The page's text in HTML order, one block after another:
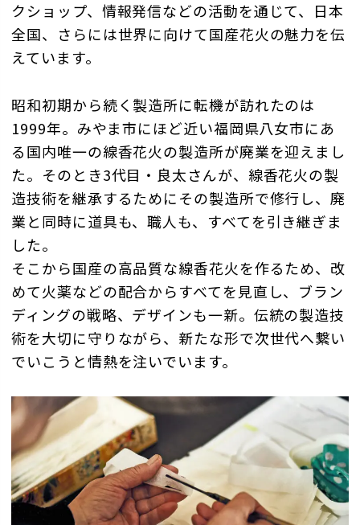
クショップ、情報発信などの活動を通じて、日本
全国、さらには世界に向けて国産花火の魅力を伝
えています。
昭和初期から続く製造所に転機が訪れたのは
1999年。みやま市にほど近い福岡県八女市にあ
る国内唯一の線香花火の製造所が廃業を迎えまし
た。そのとき3代目・良太さんが、線香花火の製
造技術を継承するためにその製造所で修行し、廃
業と同時に道具も、職人も、すべてを引き継ぎま
した。
そこから国産の高品質な線香花火を作るため、改
めて火薬などの配合からすべてを見直し、ブラン
ディングの戦略、デザインも一新。伝統の製造技
術を大切に守りながら、新たな形で次世代へ繋い
でいこうと情熱を注いでいます。